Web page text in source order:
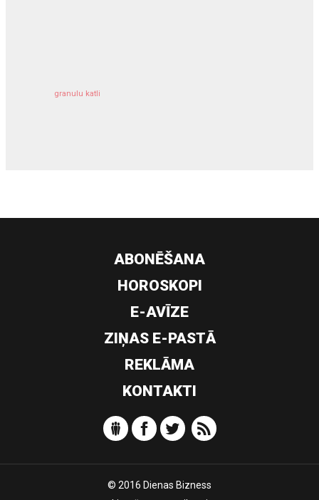
granulu katli
ABONĒŠANA
HOROSKOPI
E-AVĪZE
ZIŅAS E-PASTĀ
REKLĀMA
KONTAKTI
© 2016 Dienas Bizness